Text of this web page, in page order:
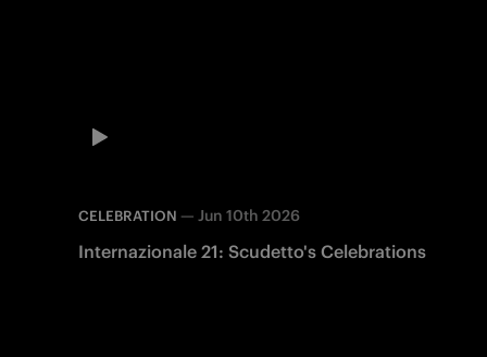
CELEBRATION — Jun 10th 2026
Internazionale 21: Scudetto's Celebrations